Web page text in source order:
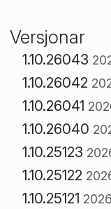
Versjonar
1.10.26043
1.10.26042
1.10.26041
1.10.26040
1.10.25123
1.10.25122
1.10.25121